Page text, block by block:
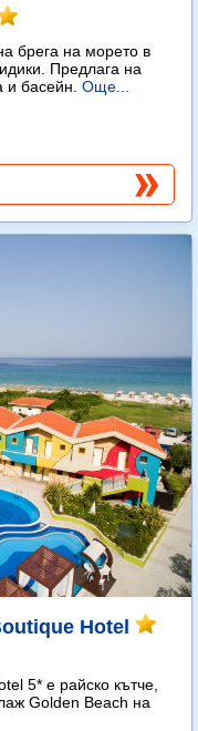
брега на морето в
Предлага на
и басейн. Още...
Hotel
5* е райско кътче,
Golden Beach на